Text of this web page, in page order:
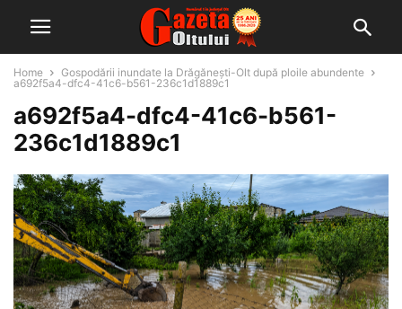
Home
Gospodării inundate la Drăgănești-Olt după ploile abundente
a692f5a4-dfc4-41c6-b561-236c1d1889c1
a692f5a4-dfc4-41c6-b561-
236c1d1889c1